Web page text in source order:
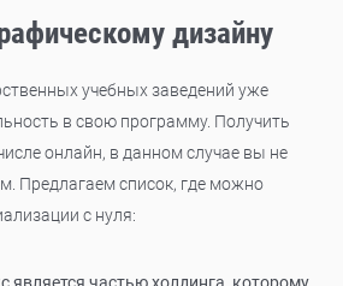
дизайну
учебных заведений уже
в свою программу. Получить
онлайн, в данном случае вы не
Предлагаем список, где можно
с нуля: